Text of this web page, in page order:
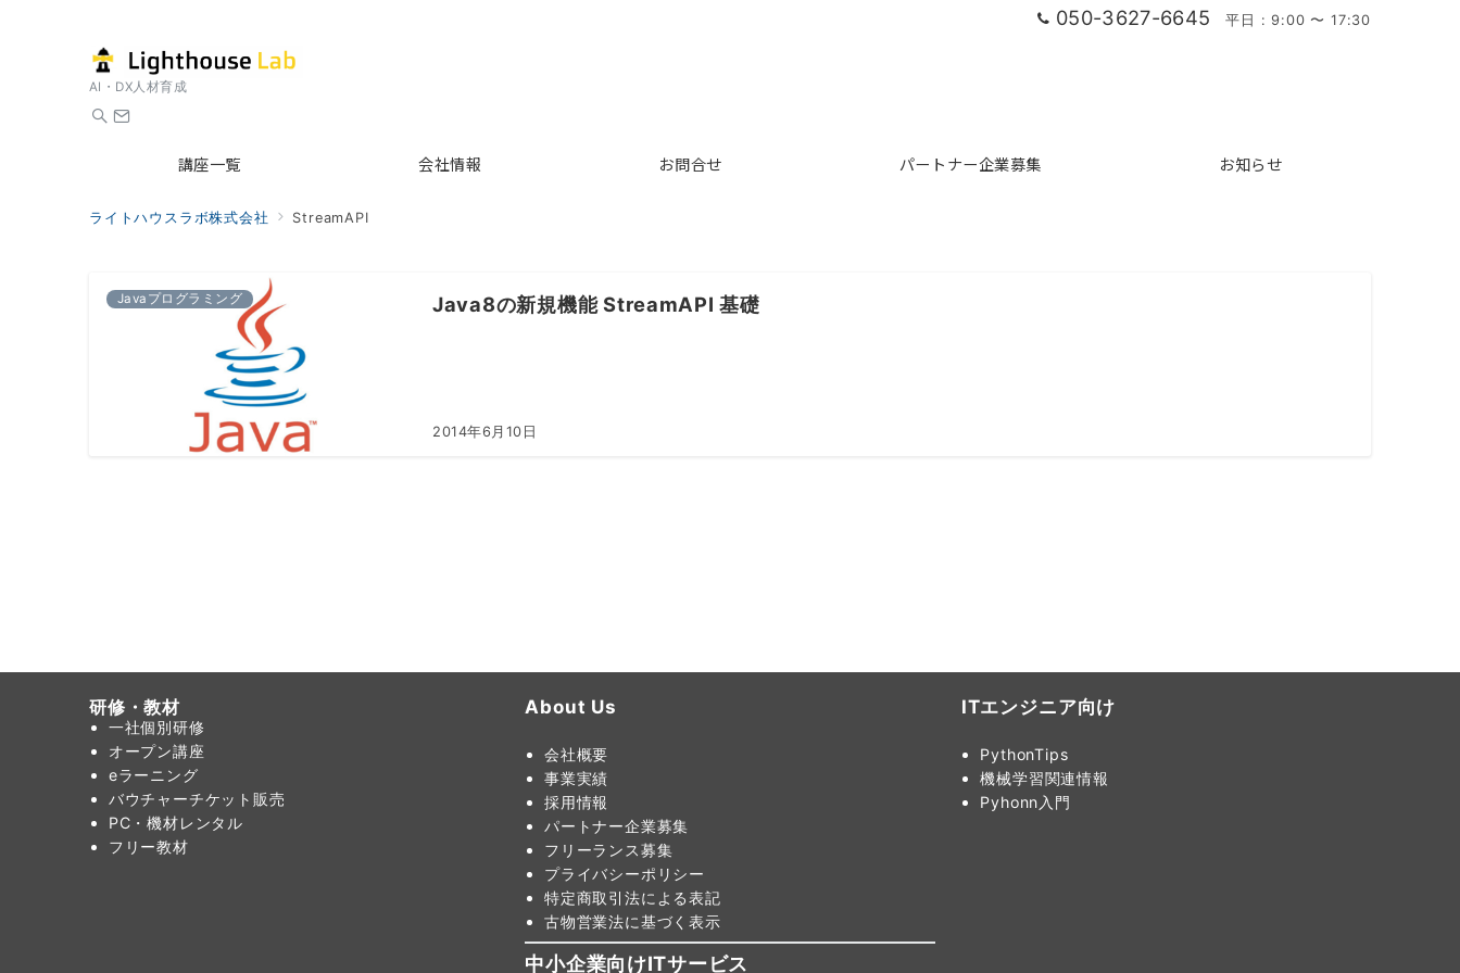
050-3627-6645 平日 : 9:00 〜 17:30
AI・DX人材育成
講座一覧 会社情報 お問合せ パートナー企業募集 お知らせ
ライトハウスラボ株式会社 StreamAPI
Javaプログラミング Java8の新規機能 StreamAPI 基礎
2014年6月10日
研修・教材
一社個別研修
オープン講座
eラーニング
バウチャーチケット販売
PC・機材レンタル
フリー教材
About Us
会社概要
事業実績
採用情報
パートナー企業募集
フリーランス募集
プライバシーポリシー
特定商取引法による表記
古物営業法に基づく表示
中小企業向けITサービス
ITエンジニア向け
PythonTips
機械学習関連情報
Pyhonn入門